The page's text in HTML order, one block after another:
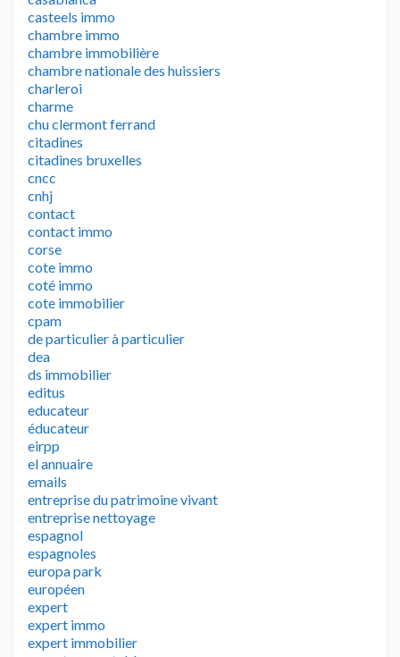
casteels immo
chambre immo
chambre immobilière
chambre nationale des huissiers
charleroi
charme
chu clermont ferrand
citadines
citadines bruxelles
cncc
cnhj
contact
contact immo
corse
cote immo
coté immo
cote immobilier
cpam
de particulier à particulier
dea
ds immobilier
editus
educateur
éducateur
eirpp
el annuaire
emails
entreprise du patrimoine vivant
entreprise nettoyage
espagnol
espagnoles
europa park
européen
expert
expert immo
expert immobilier